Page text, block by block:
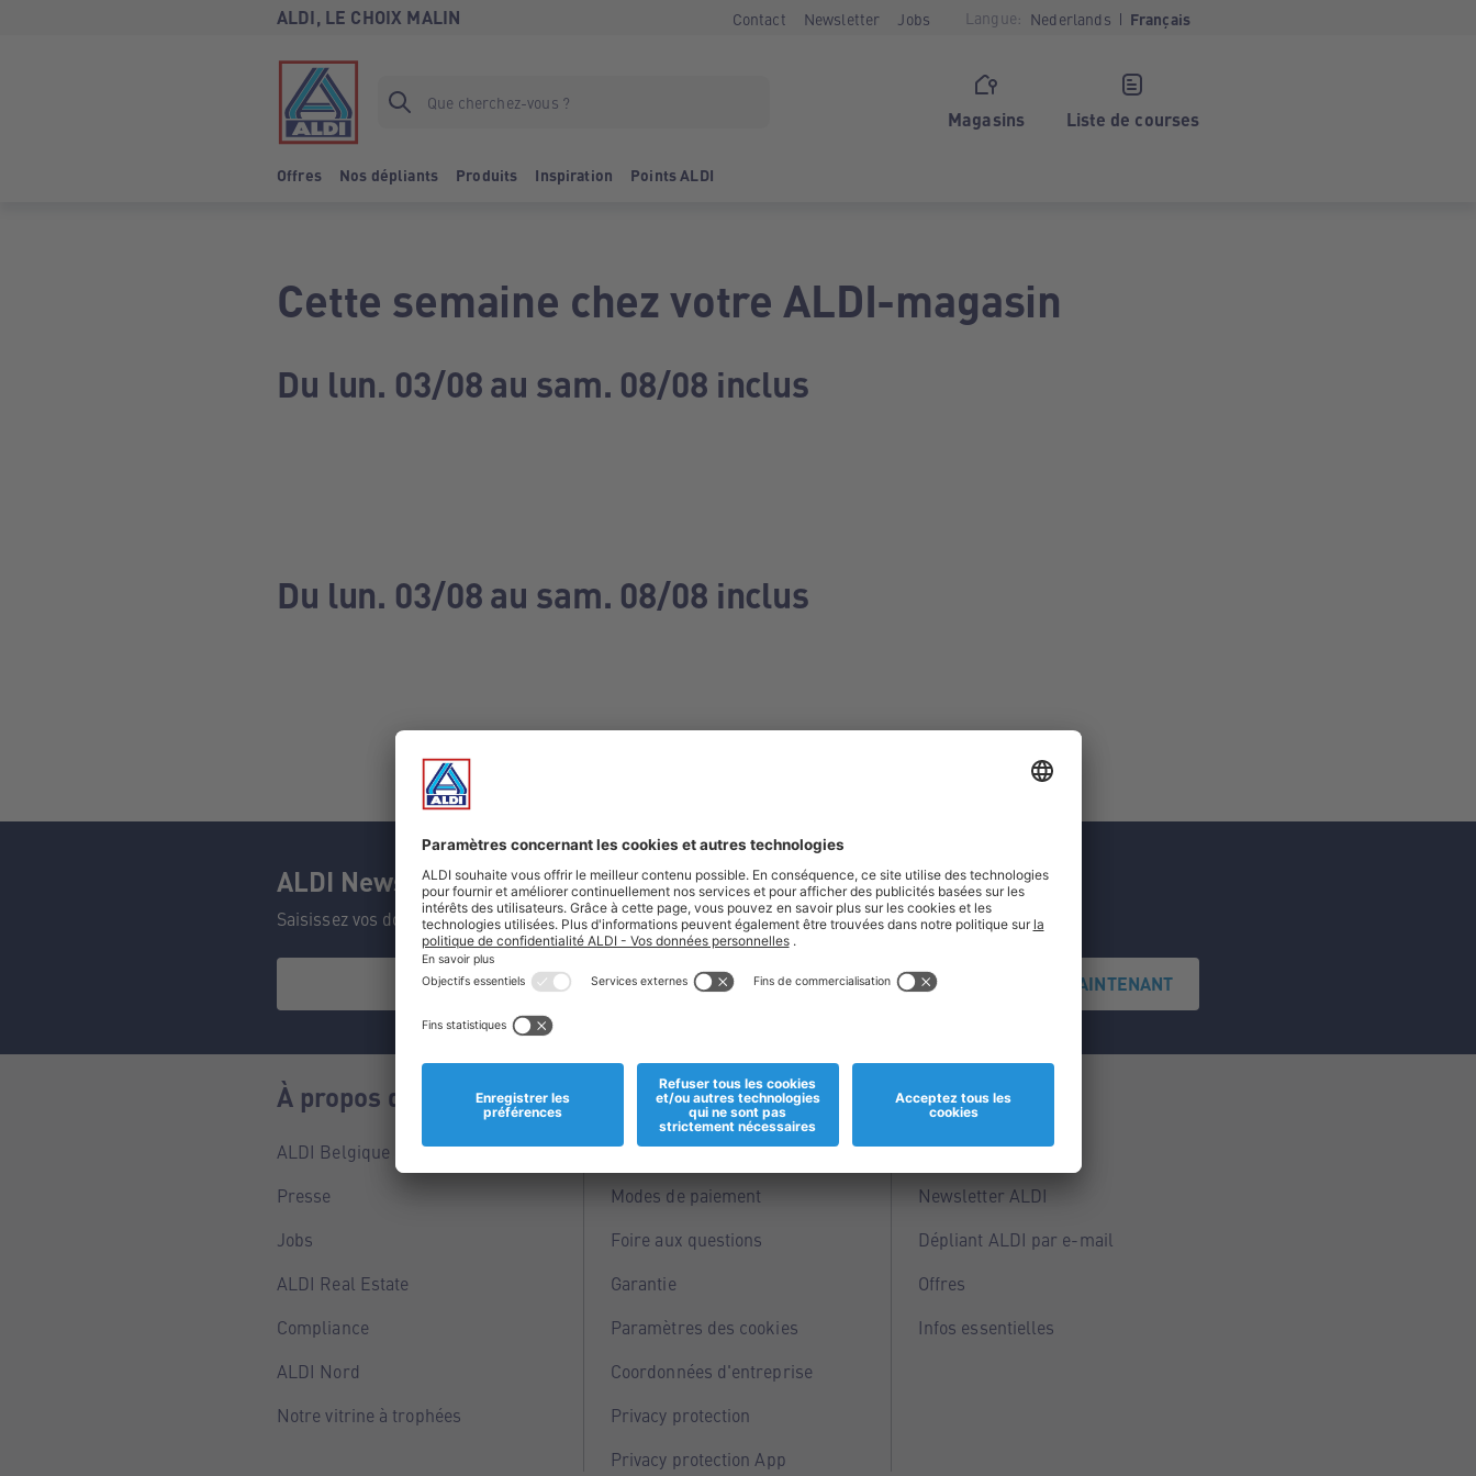
ALDI, LE CHOIX MALIN Contact Newsletter Jobs Langue: Nederlands Français
Magasins Liste de courses
Offres Nos dépliants Produits Inspiration Points ALDI
Cette semaine chez votre ALDI-magasin
Du lun. 03/08 au sam. 08/08 inclus
Du lun. 03/08 au sam. 08/08 inclus
ALDI Newsletter
Saisissez vos données et ne manquez aucune de nos offres.
S'INSCRIRE MAINTENANT
À propos de nous
ALDI Belgique
Presse
Jobs
ALDI Real Estate
Compliance
ALDI Nord
Notre vitrine à trophées
Informations
Magasins
Modes de paiement
Foire aux questions
Garantie
Paramètres des cookies
Coordonnées d'entreprise
Privacy protection
Privacy protection App
Service
Points ALDI
Newsletter ALDI
Dépliant ALDI par e-mail
Offres
Infos essentielles